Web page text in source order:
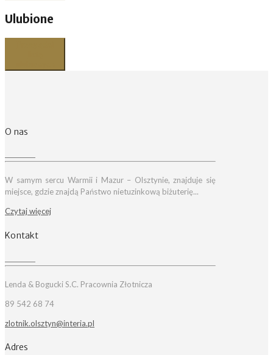
Ulubione
O nas
W samym sercu Warmii i Mazur – Olsztynie, znajduje się
miejsce, gdzie znajdą Państwo nietuzinkową biżuterię...
Czytaj więcej
Kontakt
Lenda & Bogucki S.C. Pracownia Złotnicza
89 542 68 74
zlotnik.olsztyn@interia.pl
Adres